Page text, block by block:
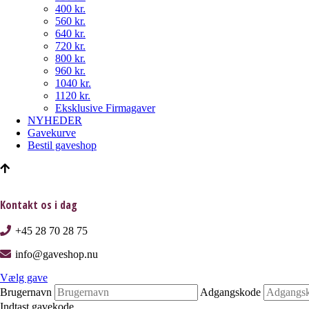
400 kr.
560 kr.
640 kr.
720 kr.
800 kr.
960 kr.
1040 kr.
1120 kr.
Eksklusive Firmagaver
NYHEDER
Gavekurve
Bestil gaveshop
Kontakt os i dag
+45 28 70 28 75
info@gaveshop.nu
Vælg gave
Brugernavn
Adgangskode